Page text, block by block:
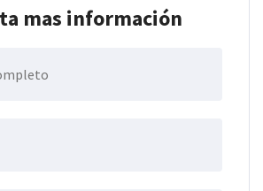
mas información